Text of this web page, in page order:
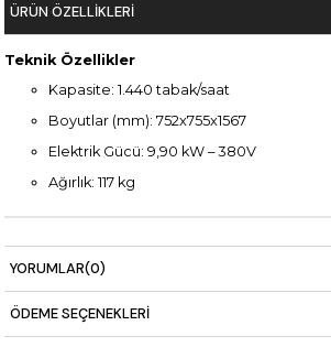
ÜRÜN ÖZELLIKLERI
Teknik Özellikler
Kapasite: 1.440 tabak/saat
Boyutlar (mm): 752x755x1567
Elektrik Gücü: 9,90 kW – 380V
Ağırlık: 117 kg
YORUMLAR(0)
ÖDEME SEÇENEKLERI